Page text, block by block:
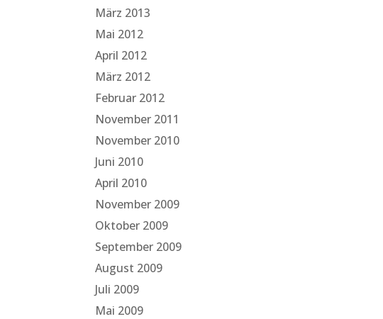
März 2013
Mai 2012
April 2012
März 2012
Februar 2012
November 2011
November 2010
Juni 2010
April 2010
November 2009
Oktober 2009
September 2009
August 2009
Juli 2009
Mai 2009